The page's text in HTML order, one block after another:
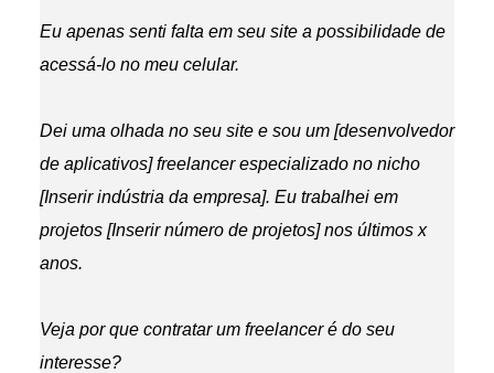
Eu apenas senti falta em seu site a possibilidade de
acessá-lo no meu celular.
Dei uma olhada no seu site e sou um [desenvolvedor
de aplicativos] freelancer especializado no nicho
[Inserir indústria da empresa]. Eu trabalhei em
projetos [Inserir número de projetos] nos últimos x
anos.
Veja por que contratar um freelancer é do seu
interesse?